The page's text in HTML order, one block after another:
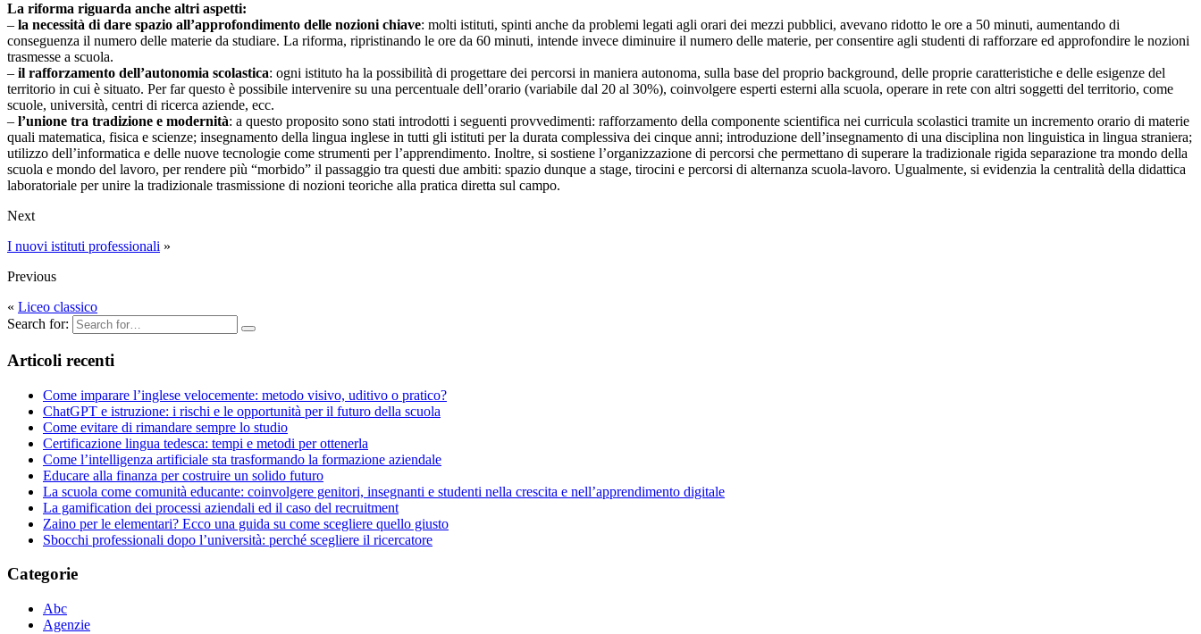
La riforma riguarda anche altri aspetti:
– la necessità di dare spazio all’approfondimento delle nozioni chiave: molti istituti, spinti anche da problemi legati agli orari dei mezzi pubblici, avevano ridotto le ore a 50 minuti, aumentando di
conseguenza il numero delle materie da studiare. La riforma, ripristinando le ore da 60 minuti, intende invece diminuire il numero delle materie, per consentire agli studenti di rafforzare ed approfondire le nozioni
trasmesse a scuola.
– il rafforzamento dell’autonomia scolastica: ogni istituto ha la possibilità di progettare dei percorsi in maniera autonoma, sulla base del proprio background, delle proprie caratteristiche e delle esigenze del
territorio in cui è situato. Per far questo è possibile intervenire su una percentuale dell’orario (variabile dal 20 al 30%), coinvolgere esperti esterni alla scuola, operare in rete con altri soggetti del territorio, come
scuole, università, centri di ricerca aziende, ecc.
– l’unione tra tradizione e modernità: a questo proposito sono stati introdotti i seguenti provvedimenti: rafforzamento della componente scientifica nei curricula scolastici tramite un incremento orario di materie
quali matematica, fisica e scienze; insegnamento della lingua inglese in tutti gli istituti per la durata complessiva dei cinque anni; introduzione dell’insegnamento di una disciplina non linguistica in lingua straniera;
utilizzo dell’informatica e delle nuove tecnologie come strumenti per l’apprendimento. Inoltre, si sostiene l’organizzazione di percorsi che permettano di superare la tradizionale rigida separazione tra mondo della
scuola e mondo del lavoro, per rendere più “morbido” il passaggio tra questi due ambiti: spazio dunque a stage, tirocini e percorsi di alternanza scuola-lavoro. Ugualmente, si evidenzia la centralità della didattica
laboratoriale per unire la tradizionale trasmissione di nozioni teoriche alla pratica diretta sul campo.
Next
I nuovi istituti professionali »
Previous
« Liceo classico
Search for:
Articoli recenti
Come imparare l’inglese velocemente: metodo visivo, uditivo o pratico?
ChatGPT e istruzione: ​i rischi e le opportunità per il futuro della scuola
Come evitare di rimandare sempre lo studio
Certificazione lingua tedesca: tempi e metodi per ottenerla
Come l’intelligenza artificiale sta trasformando la formazione aziendale
Educare alla finanza per costruire un solido futuro
La scuola come comunità educante: coinvolgere genitori, insegnanti e studenti nella crescita e nell’apprendimento digitale
La gamification dei processi aziendali ed il caso del recruitment
Zaino per le elementari? Ecco una guida su come scegliere quello giusto
Sbocchi professionali dopo l’università: perché scegliere il ricercatore
Categorie
Abc
Agenzie